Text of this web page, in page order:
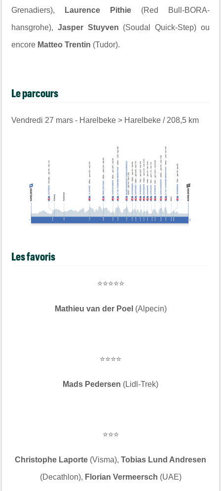
Grenadiers), Laurence Pithie (Red Bull-BORA-
hansgrohe),Jasper Stuyven (Soudal Quick-Step) ou
encore Matteo Trentin (Tudor).
Le parcours
Vendredi 27 mars - Harelbeke > Harelbeke / 208,5 km
Les favoris
⭐⭐⭐⭐⭐
Mathieu van der Poel (Alpecin)
⭐⭐⭐⭐
Mads Pedersen (Lidl-Trek)
⭐⭐⭐
Christophe Laporte (Visma), Tobias Lund Andresen
(Decathlon), Florian Vermeersch (UAE)